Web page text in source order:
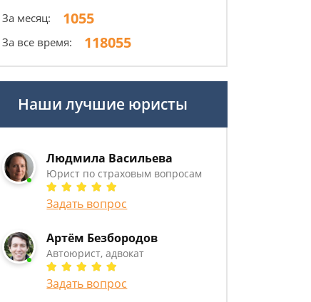
За месяц: 1055
За все время: 118055
Наши лучшие юристы
Людмила Васильева
Юрист по страховым вопросам
Задать вопрос
Артём Безбородов
Автоюрист, адвокат
Задать вопрос